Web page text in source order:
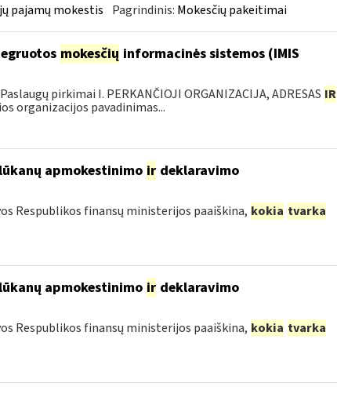
pajamų mokestis Pagrindinis: Mokesčių pakeitimai
mokesčių informacinės sistemos (IMIS
pirkimai I. PERKANČIOJI ORGANIZACIJA, ADRESAS IR
organizacijos pavadinimas...
apmokestinimo irdeklaravimo
Respublikos finansų ministerijos paaiškina, kokia tvarka
apmokestinimo irdeklaravimo
Respublikos finansų ministerijos paaiškina, kokia tvarka